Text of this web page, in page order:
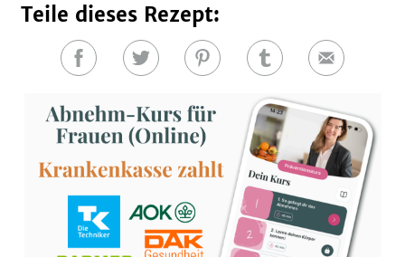
Teile dieses Rezept:
Auf
teilen
Auf
teilen
Auf
teilen
Auf
teilen
E-